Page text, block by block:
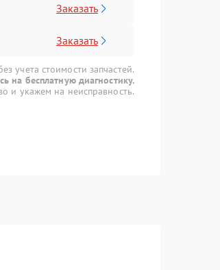
Заказать
Заказать
учета стоимости запчастей.
на бесплатную диагностику.
и укажем на неисправность.